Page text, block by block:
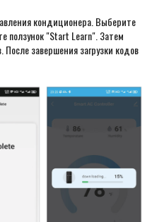
кондиционера. Выберите
ползунок "Start Learn". Затем
завершения загрузки кодов